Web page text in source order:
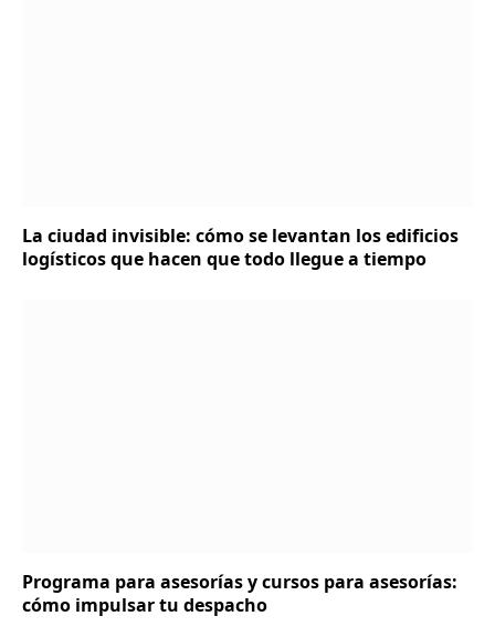
La ciudad invisible: cómo se levantan los edificios
logísticos que hacen que todo llegue a tiempo
Programa para asesorías y cursos para asesorías:
cómo impulsar tu despacho